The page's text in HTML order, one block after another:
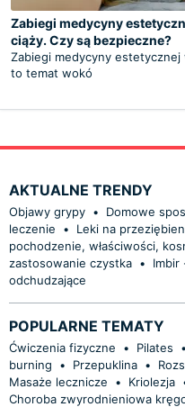
Zabiegi medycyny
ciąży. Czy są bezpieczne?
Zabiegi medycyny estetycznej
to temat wokó
AKTUALNE TRENDY
Objawy grypy • Domowe
leczenie
• Leki na
pochodzenie, właściwości,
zastosowanie czystka •
Imbir
odchudzające
POPULARNE TEMATY
Ćwiczenia fizyczne • Pilates •
burning
• Przepuklina •
Masaże lecznicze
• Kriolezja
Choroba zwyrodnieniowa